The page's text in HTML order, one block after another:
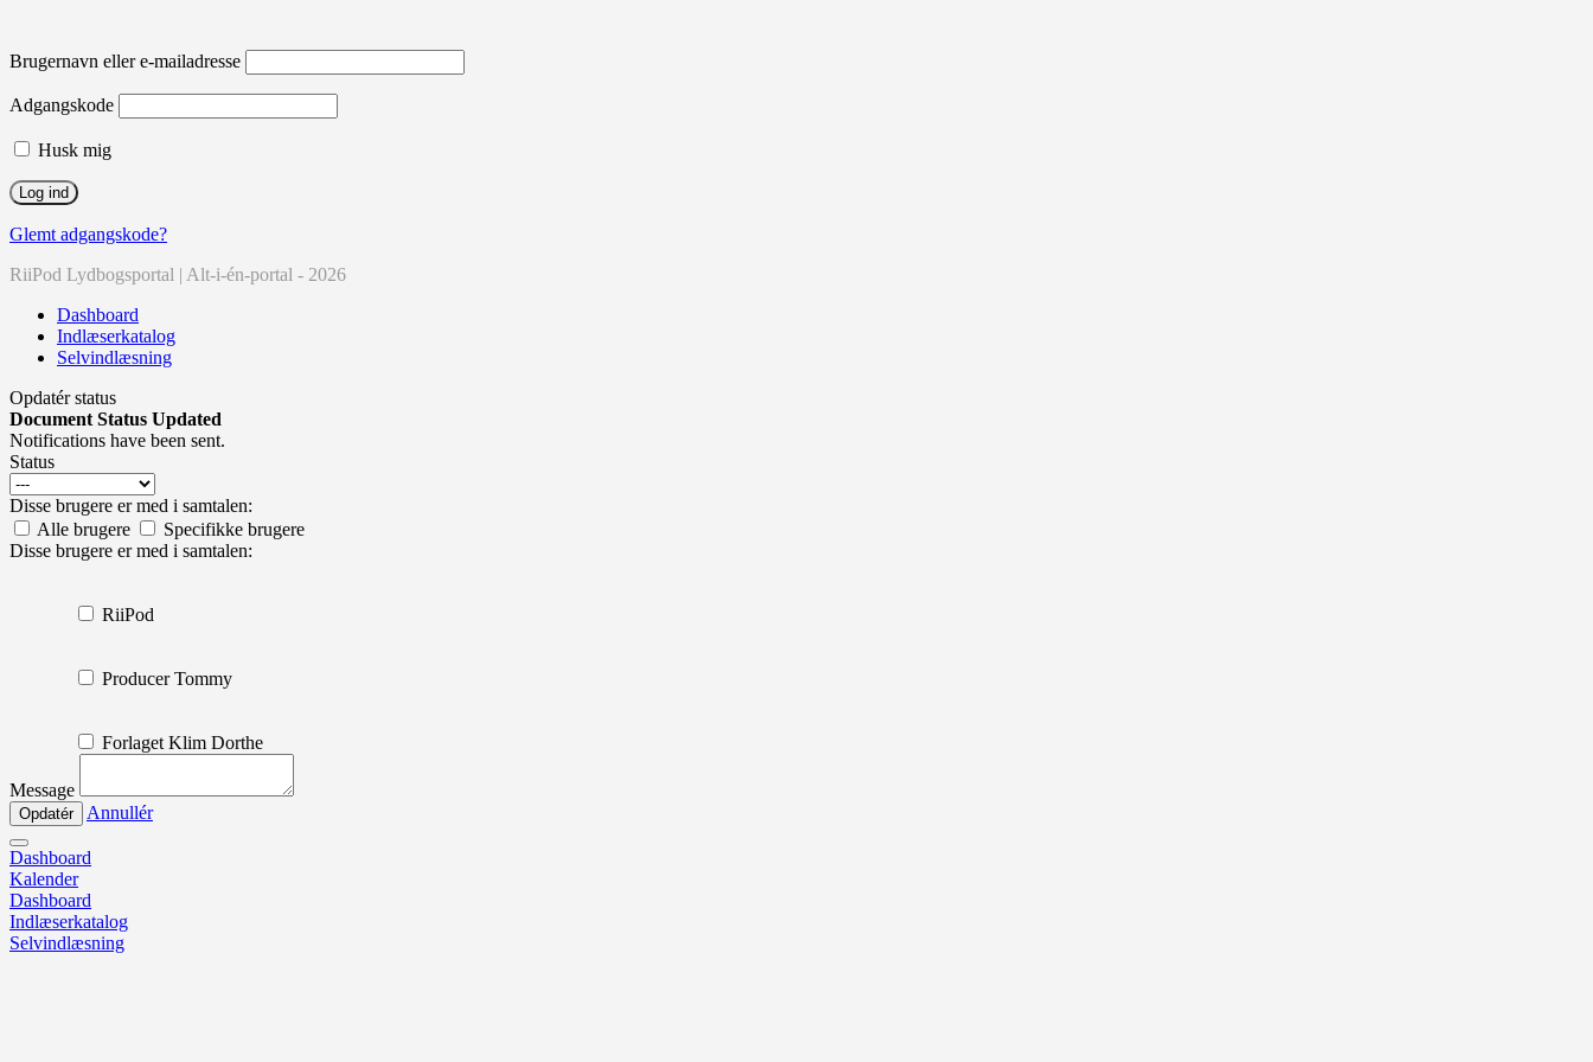
Brugernavn eller e-mailadresse
Adgangskode
Husk mig
Glemt adgangskode?
RiiPod Lydbogsportal | Alt-i-én-portal - 2026
Dashboard
Indlæserkatalog
Selvindlæsning
Opdatér status
Document Status Updated
Notifications have been sent.
Status
Disse brugere er med i samtalen:
Alle brugere
Specifikke brugere
Disse brugere er med i samtalen:
RiiPod
Producer Tommy
Forlaget Klim Dorthe
Message
Annullér
Dashboard
Kalender
Dashboard
Indlæserkatalog
Selvindlæsning